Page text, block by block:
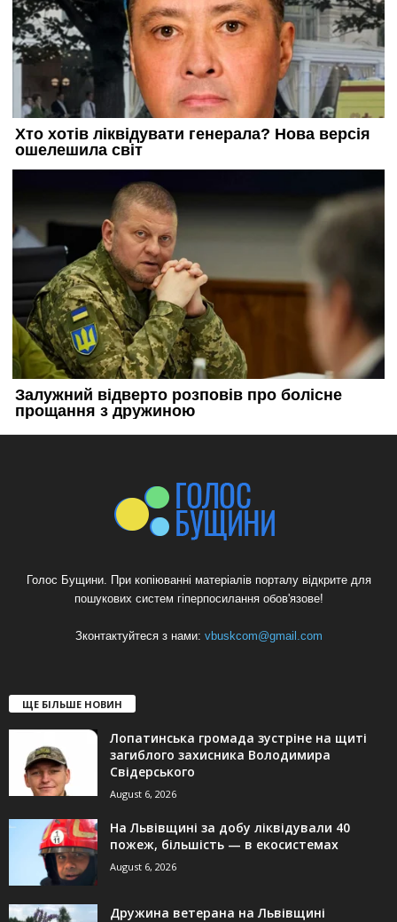
Голос Бущини. При копіюванні матеріалів порталу відкрите для
пошукових систем гіперпосилання обов'язове!
Зконтактуйтеся з нами: vbuskcom@gmail.com
ЩЕ БІЛЬШЕ НОВИН
Лопатинська громада зустріне на щиті
загиблого захисника Володимира
Свідерського
August 6, 2026
На Львівщині за добу ліквідували 40
пожеж, більшість — в екосистемах
August 6, 2026
Дружина ветерана на Львівщині